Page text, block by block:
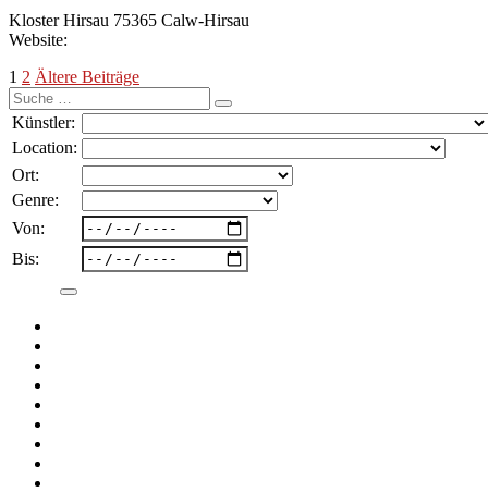
Kloster Hirsau 75365 Calw-Hirsau
Website:
Seitennummerierung
der
Beiträge
1 2 Ältere Beiträge
Suche
nach:
Künstler:
Location:
Ort:
Genre:
Von:
Bis: